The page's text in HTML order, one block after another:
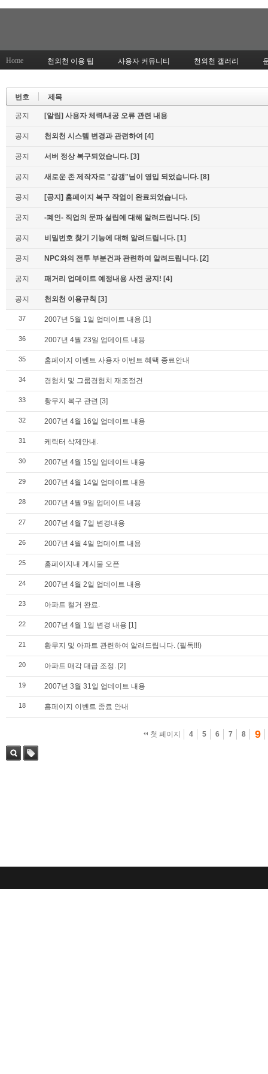
Home 천외천 이용 팁 사용자 커뮤니티 천외천 갤러리
번호 제목
공지 [알림] 사용자 체력/내공 오류 관련 내용
공지 천외천 시스템 변경과 관련하여 [4]
공지 서버 정상 복구되었습니다. [3]
공지 새로운 존 제작자로 "강갱"님이 영입 되었습니다. [8]
공지 [공지] 홈페이지 복구 작업이 완료되었습니다.
공지 -폐인- 직업의 문파 설립에 대해 알려드립니다. [5]
공지 비밀번호 찾기 기능에 대해 알려드립니다. [1]
공지 NPC와의 전투 부분건과 관련하여 알려드립니다. [2]
공지 패거리 업데이트 예정내용 사전 공지! [4]
공지 천외천 이용규칙 [3]
37 2007년 5월 1일 업데이트 내용 [1]
36 2007년 4월 23일 업데이트 내용
35 홈페이지 이벤트 사용자 이벤트 혜택 종료안내
34 경험치 및 그룹경험치 재조정건
33 황무지 복구 관련 [3]
32 2007년 4월 16일 업데이트 내용
31 케릭터 삭제안내.
30 2007년 4월 15일 업데이트 내용
29 2007년 4월 14일 업데이트 내용
28 2007년 4월 9일 업데이트 내용
27 2007년 4월 7일 변경내용
26 2007년 4월 4일 업데이트 내용
25 홈페이지내 게시물 오픈
24 2007년 4월 2일 업데이트 내용
23 아파트 철거 완료.
22 2007년 4월 1일 변경 내용 [1]
21 황무지 및 아파트 관련하여 알려드립니다. (필독!!!)
20 아파트 매각 대급 조정. [2]
19 2007년 3월 31일 업데이트 내용
18 홈페이지 이벤트 종료 안내
첫 페이지 4 5 6 7 8 9